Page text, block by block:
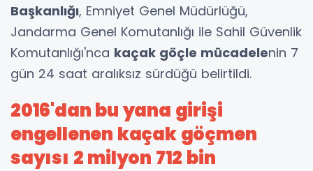
Başkanlığı, Emniyet Genel Müdürlüğü,
Jandarma Genel Komutanlığı ile Sahil Güvenlik
Komutanlığı'nca kaçak göçle mücadelenin 7
gün 24 saat aralıksız sürdüğü belirtildi.
2016'dan bu yana girişi
engellenen kaçak göçmen
sayısı 2 milyon 712 bin